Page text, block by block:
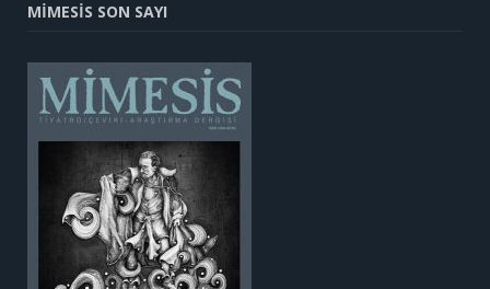
MİMESİS SON SAYI